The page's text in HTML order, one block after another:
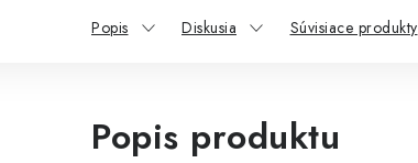
Popis Diskusia Súvisiace produkty
Popis produktu